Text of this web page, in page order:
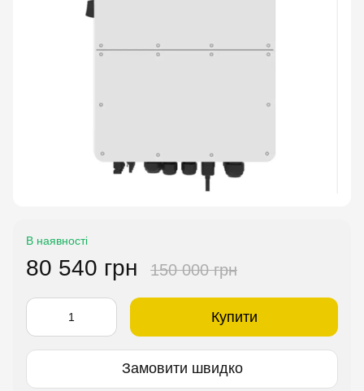
В наявності
80 540 грн 150 000 грн
Купити
Замовити швидко